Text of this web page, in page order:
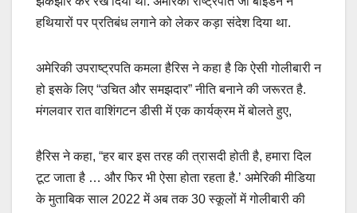
हथियारों पर प्रतिबंध लगाने को लेकर कड़ा संदेश दिया था.
अमेरिकी उपराष्ट्रपति कमला हैरिस ने कहा है कि ऐसी गोलीबारी न
हो इसके लिए “उचित और समझदार” नीति बनाने की जरूरत है.
मंगलवार रात वाशिंगटन डीसी में एक कार्यक्रम में बोलते हुए,
हैरिस ने कहा, “हर बार इस तरह की त्रासदी होती है, हमारा दिल
टूट जाता है … और फिर भी ऐसा होता रहता है.’ अमेरिकी मीडिया
के मुताबिक साल 2022 में अब तक 30 स्कूलों में गोलीबारी की